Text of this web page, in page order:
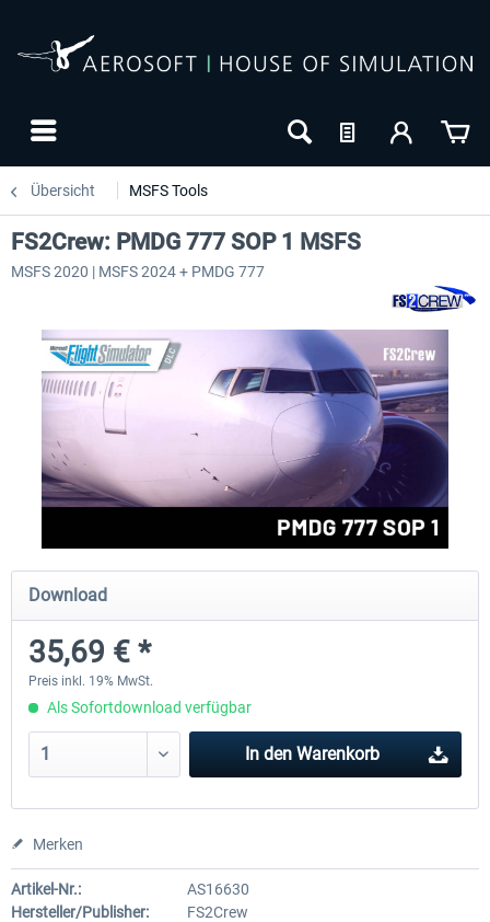
Übersicht MSFS Tools
rkApps - FSRealistic Pro MSFS
33,32 € *
Aerosoft Tool Simple
FS2Crew: PMDG 777 SOP 1 MSFS
MSFS 2020 | MSFS 2024 + PMDG 777
Download
35,69 € *
Preis inkl. 19% MwSt.
Als Sofortdownload verfügbar
In den Warenkorb
Merken
Artikel-Nr.:
AS16630
Hersteller/Publisher:
FS2Crew